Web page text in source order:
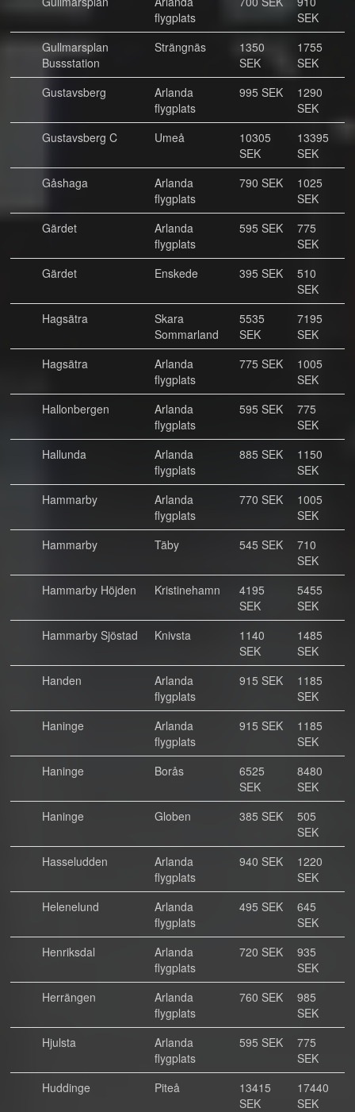
flygplats
SEK
Gullmarsplan
Bussstation
Strängnäs
1350
SEK
1755
SEK
Gustavsberg
Arlanda
flygplats
995 SEK
1290
SEK
Gustavsberg C
Umeå
10305
SEK
13395
SEK
Gåshaga
Arlanda
flygplats
790 SEK
1025
SEK
Gärdet
Arlanda
flygplats
595 SEK
775
SEK
Gärdet
Enskede 395 SEK
510
SEK
Hagsätra
Skara
Sommarland
5535
SEK
7195
SEK
Hagsätra
Arlanda
flygplats
775 SEK
1005
SEK
Hallonbergen
Arlanda
flygplats
595 SEK
775
SEK
Hallunda
Arlanda
flygplats
885 SEK
1150
SEK
Hammarby
Arlanda
flygplats
770 SEK
1005
SEK
Hammarby
Täby 545 SEK
710
SEK
Hammarby Höjden
Kristinehamn
4195
SEK
5455
SEK
Hammarby Sjöstad
Knivsta
1140
SEK
1485
SEK
Handen
Arlanda
flygplats
915 SEK
1185
SEK
Haninge
Arlanda
flygplats
915 SEK
1185
SEK
Haninge
Borås
6525
SEK
8480
SEK
Haninge
Globen 385 SEK
505
SEK
Hasseludden
Arlanda
flygplats
940 SEK
1220
SEK
Helenelund
Arlanda
flygplats
495 SEK
645
SEK
Henriksdal
Arlanda
flygplats
720 SEK
935
SEK
Herrängen
Arlanda
flygplats
760 SEK
985
SEK
Hjulsta
Arlanda
flygplats
595 SEK
775
SEK
Huddinge
Piteå
13415
SEK
17440
SEK